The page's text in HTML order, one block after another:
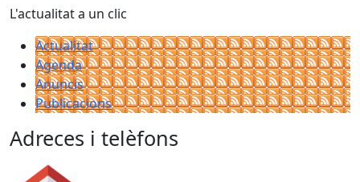
L'actualitat a un clic
Actualitat
Agenda
Anuncis
Publicacions
Adreces i telèfons